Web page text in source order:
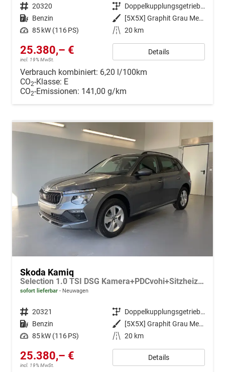
Fahrzeugnr. 20320 Getriebe
Doppelkupplungsgetriebe (DSG)
Kraftstoff Benzin Außenfarbe
[5X5X] Graphit Grau Metallic
Leistung 85 kW (116 PS) Kilometerstand 20 km
25.380,– €
incl. 19% MwSt.
Details
Verbrauch kombiniert: 6,20 l/100km
CO2-Klasse: E
CO2-Emissionen: 141,00 g/km
Skoda Kamiq
Selection 1.0 TSI DSG Kamera+PDCvohi+Sitzheizung+AppConnect+Sunset+Alu16
sofort lieferbar Neuwagen
Fahrzeugnr. 20321 Getriebe
Doppelkupplungsgetriebe (DSG)
Kraftstoff Benzin Außenfarbe
[5X5X] Graphit Grau Metallic
Leistung 85 kW (116 PS) Kilometerstand 20 km
25.380,– €
incl. 19% MwSt.
Details